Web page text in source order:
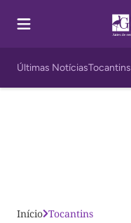
Últimas NotíciasTocantins
Início Tocantins